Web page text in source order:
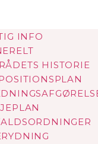
INFO
HISTORIE